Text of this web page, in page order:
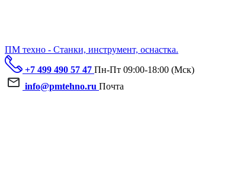
ПМ техно - Станки, инструмент, оснастка.
+7 499 490 57 47 Пн-Пт 09:00-18:00 (Мск)
info@pmtehno.ru Почта